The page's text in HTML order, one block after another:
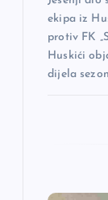
ekipa iz
protiv FK
Huskići
dijela